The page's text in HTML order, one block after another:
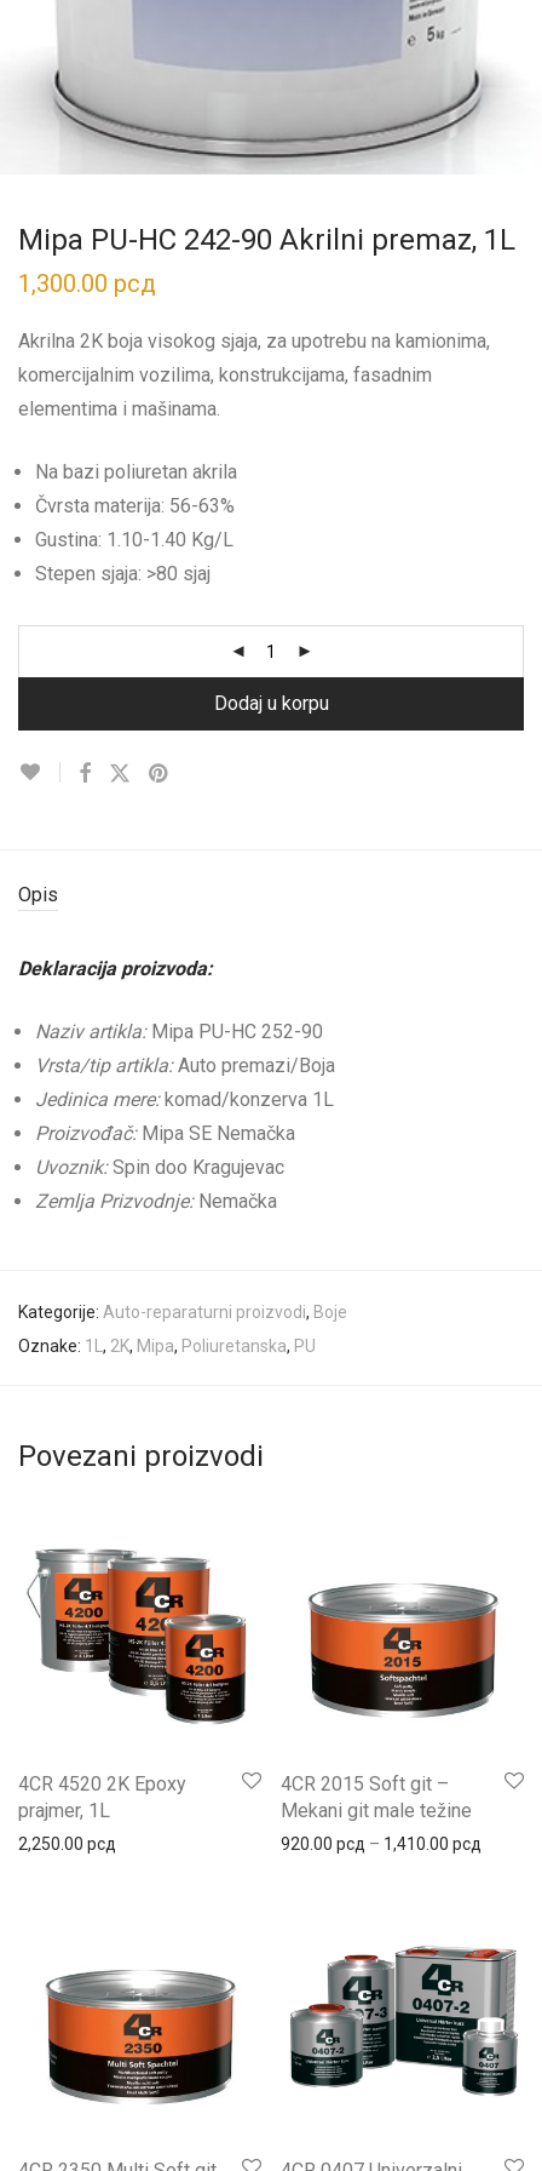
Mipa PU-HC 242-90 Akrilni premaz, 1L
1,300.00 рсд
Akrilna 2K boja visokog sjaja, za upotrebu na kamionima,
komercijalnim vozilima, konstrukcijama, fasadnim
elementima i mašinama.
Na bazi poliuretan akrila
Čvrsta materija: 56-63%
Gustina: 1.10-1.40 Kg/L
Stepen sjaja: >80 sjaj
Dodaj u korpu
Opis
Deklaracija proizvoda:
Naziv artikla:Mipa PU-HC 252-90
Vrsta/tip artikla:Auto premazi/Boja
Jedinica mere:komad/konzerva 1L
Proizvođač:Mipa SE Nemačka
Uvoznik:Spin doo Kragujevac
Zemlja Prizvodnje:Nemačka
Kategorije: Auto-reparaturni proizvodi, Boje
Oznake: 1L , 2K, Mipa, Poliuretanska, PU
Povezani proizvodi
4CR 4520 2K Epoxy
prajmer, 1L
2,250.00 рсд
4CR 2015 Soft git –
Mekani git male težine
920.00 рсд – 1,410.00 рсд